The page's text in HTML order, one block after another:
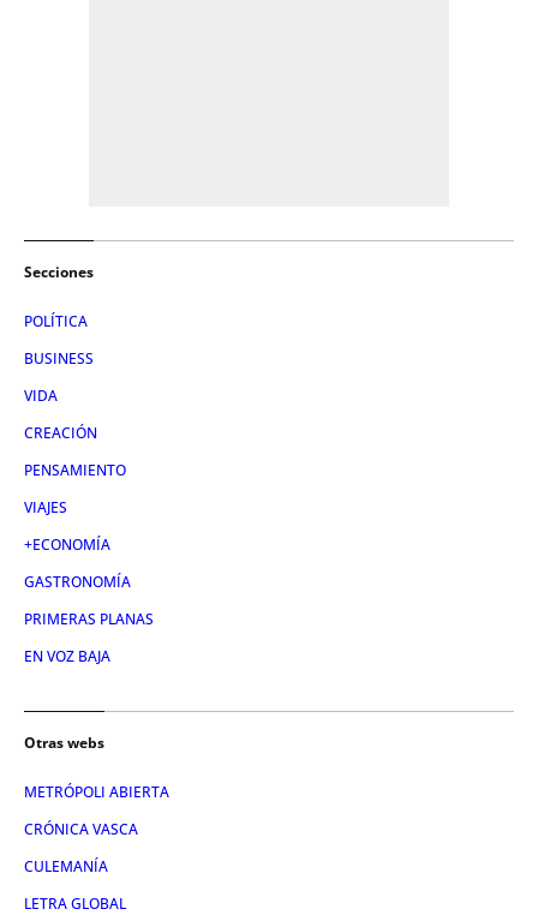
Secciones
POLÍTICA
BUSINESS
VIDA
CREACIÓN
PENSAMIENTO
VIAJES
+ECONOMÍA
GASTRONOMÍA
PRIMERAS PLANAS
EN VOZ BAJA
Otras webs
METRÓPOLI ABIERTA
CRÓNICA VASCA
CULEMANÍA
LETRA GLOBAL